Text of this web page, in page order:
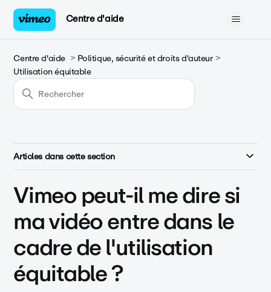
Centre d'aide
Centre d'aide
Politique, sécurité et droits d'auteur
Utilisation équitable
Articles dans cette section
Vimeo peut-il me dire si
ma vidéo entre dans le
cadre de l'utilisation
équitable ?